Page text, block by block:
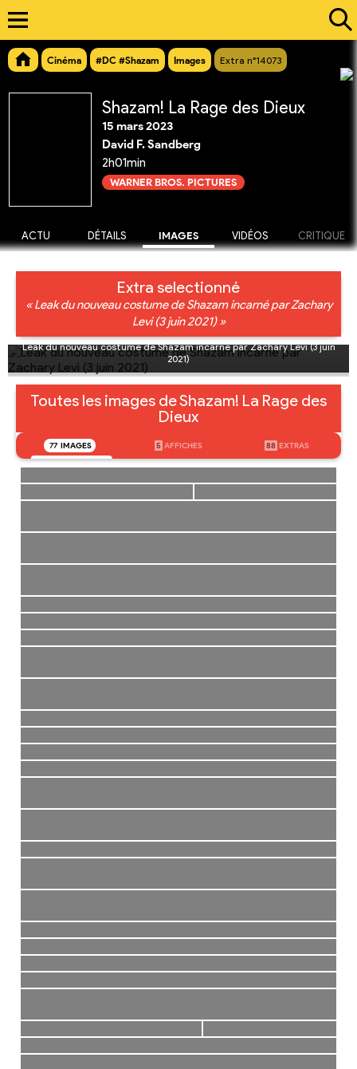
Cinéma #DC #Shazam Images Extra n°14073
Shazam! La Rage des Dieux
15 mars 2023
David F. Sandberg
2h01min
WARNER BROS. PICTURES
ACTU DÉTAILS IMAGES VIDÉOS CRITIQUE
Extra selectionné
« Leak du nouveau costume de Shazam incarné par Zachary
Levi (3 juin 2021) »
Leak du nouveau costume de Shazam incarné par Zachary Levi (3 juin
2021)
Toutes les images de Shazam! La Rage des
Dieux
77 IMAGES 5 AFFICHES 88 EXTRAS